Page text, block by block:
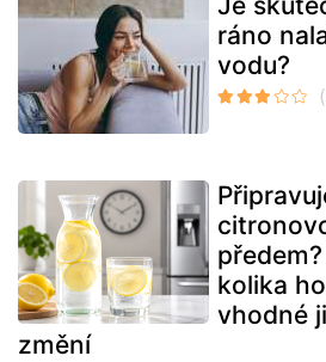
ráno
vodu?
kolika
vhodné
změní